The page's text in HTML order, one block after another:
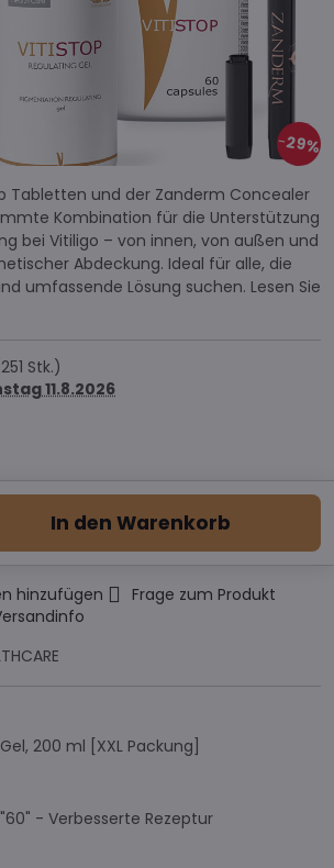
29%
Tabletten und der Zanderm Concealer
Kombination für die Unterstützung
bei Vitiligo – von innen, von außen und
Abdeckung. Ideal für alle, die
umfassende Lösung suchen. Lesen Sie
251 Stk.)
11.8.2026
In den Warenkorb
hinzufügen
Frage zum Produkt
200 ml [XXL Packung]
- Verbesserte Rezeptur